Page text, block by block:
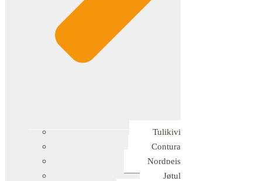
Tulikivi
Contura
Nordpeis
Jøtul